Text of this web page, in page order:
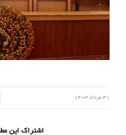
31 مرداد 1403
اشتراک این